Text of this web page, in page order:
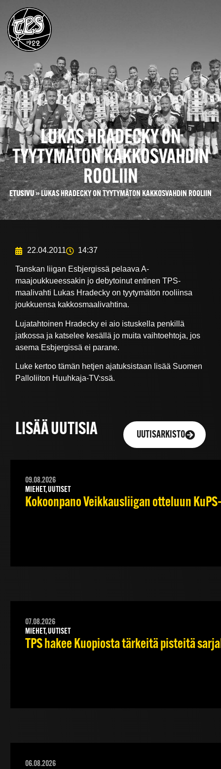
LUKAS HRADECKY ON
TYYTYMÄTON KAKKOSVAHDIN
ROOLIIN
ETUSIVU»LUKAS HRADECKY ON TYYTYMÄTON KAKKOSVAHDIN ROOLIIN
22.04.2011 14:37
Tanskan liigan Esbjergissä pelaava A-
maajoukkueessakin jo debytoinut entinen TPS-
maalivahti Lukas Hradecky on tyytymätön rooliinsa
joukkuensa kakkosmaalivahtina.
Lujatahtoinen Hradecky ei aio istuskella penkillä
jatkossa ja katselee kesällä jo muita vaihtoehtoja, jos
asema Esbjergissä ei parane.
Luke kertoo tämän hetjen ajatuksistaan lisää Suomen
Palloliiton Huuhkaja-TV:ssä.
LISÄÄ UUTISIA UUTISARKISTO
09.08.2026
MIEHET, UUTISET
Kokoonpano Veikkausliigan otteluun
07.08.2026
MIEHET, UUTISET
TPS hakee Kuopiosta tärkeitä pisteitä
06.08.2026